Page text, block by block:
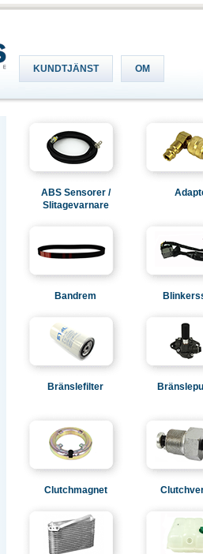
KUNDTJÄNST OM
ABS Sensorer /
Slitagevarnare
Bandrem
Bränslefilter
Clutchmagnet